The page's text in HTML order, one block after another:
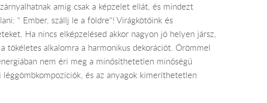
amíg csak a képzelet ellát, és mindezt
" Ember, szállj le a földre"! Virágkötőink és
Ha nincs elképzelésed akkor nagyon jó helyen jársz,
alkalomra a harmonikus dekorációt. Örömmel
nem éri meg a minősíthetetlen minőségű
és az anyagok kimeríthetetlen